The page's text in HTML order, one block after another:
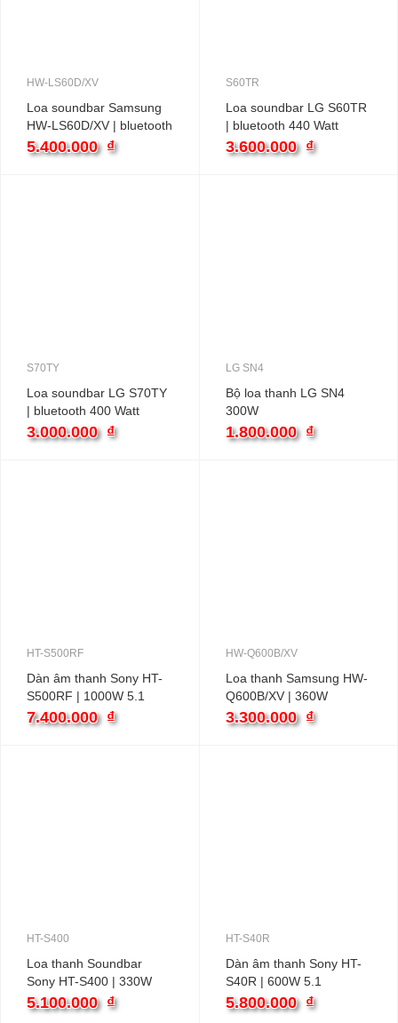
HW-LS60D/XV
Loa soundbar Samsung
HW-LS60D/XV | bluetooth
120 Watt
5.400.000 ₫
S60TR
Loa soundbar LG S60TR
| bluetooth 440 Watt
3.600.000 ₫
S70TY
Loa soundbar LG S70TY
| bluetooth 400 Watt
3.000.000 ₫
LG SN4
Bộ loa thanh LG SN4
300W
1.800.000 ₫
HT-S500RF
Dàn âm thanh Sony HT-
S500RF | 1000W 5.1
Bluetooth
7.400.000 ₫
HW-Q600B/XV
Loa thanh Samsung HW-
Q600B/XV | 360W
3.1.2CH
3.300.000 ₫
HT-S400
Loa thanh Soundbar
Sony HT-S400 | 330W
2.1
5.100.000 ₫
HT-S40R
Dàn âm thanh Sony HT-
S40R | 600W 5.1
5.800.000 ₫